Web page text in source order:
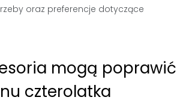
oraz preferencje dotyczące
mogą poprawić
czterolatka